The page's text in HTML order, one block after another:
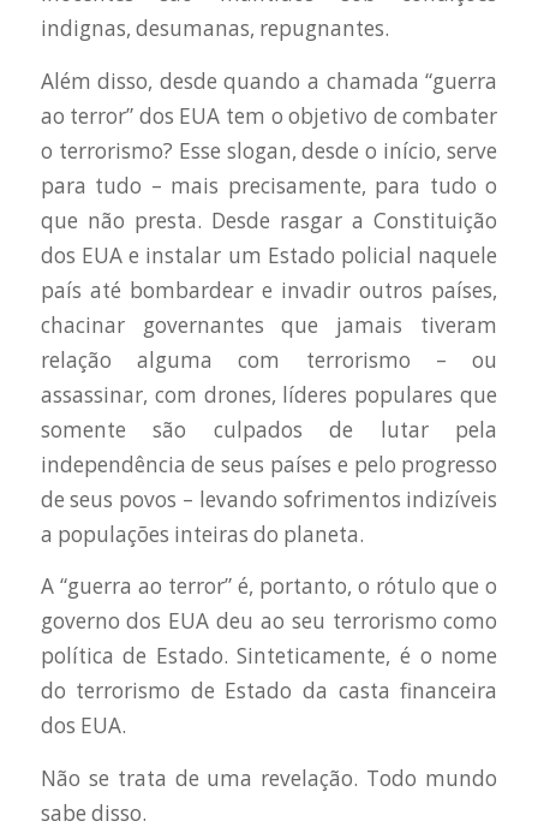
indignas, desumanas, repugnantes.
Além disso, desde quando a chamada “guerra
ao terror” dos EUA tem o objetivo de combater
o terrorismo? Esse slogan, desde o início, serve
para tudo – mais precisamente, para tudo o
que não presta. Desde rasgar a Constituição
dos EUA e instalar um Estado policial naquele
país até bombardear e invadir outros países,
chacinar governantes que jamais tiveram
relação alguma com terrorismo – ou
assassinar, com drones, líderes populares que
somente são culpados de lutar pela
independência de seus países e pelo progresso
de seus povos – levando sofrimentos indizíveis
a populações inteiras do planeta.
A “guerra ao terror” é, portanto, o rótulo que o
governo dos EUA deu ao seu terrorismo como
política de Estado. Sinteticamente, é o nome
do terrorismo de Estado da casta financeira
dos EUA.
Não se trata de uma revelação. Todo mundo
sabe disso.